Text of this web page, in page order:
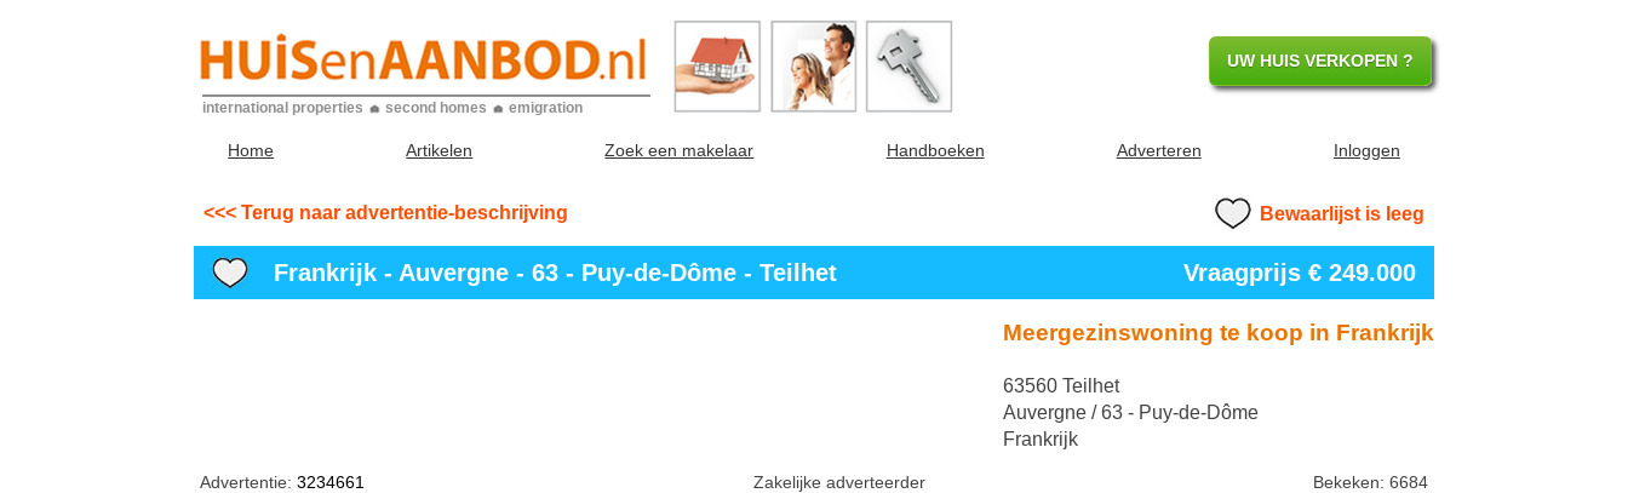
international properties second homes emigration
UW HUIS VERKOPEN ?
Home Artikelen Zoek een makelaar Handboeken Adverteren Inloggen
<<< Terug naar advertentie-beschrijving Bewaarlijst is leeg
Frankrijk - Auvergne - 63 - Puy-de-Dôme - Teilhet Vraagprijs € 249.000
Meergezinswoning te koop in Frankrijk
63560 Teilhet
Auvergne / 63 - Puy-de-Dôme
Frankrijk
Advertentie: 3234661 Zakelijke adverteerder Bekeken: 6684